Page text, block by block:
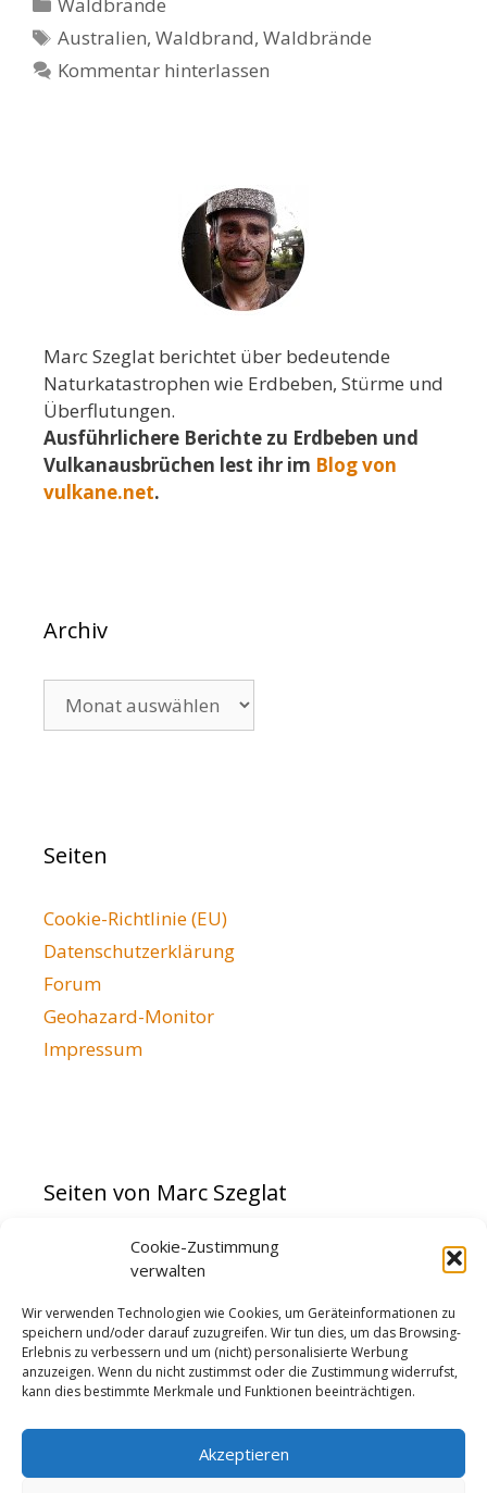
Cookie-Zustimmung
verwalten
Wir verwenden Technologien wie Cookies, um Geräteinformationen zu
speichern und/oder darauf zuzugreifen. Wir tun dies, um das Browsing-
Erlebnis zu verbessern und um (nicht) personalisierte Werbung
anzuzeigen. Wenn du nicht zustimmst oder die Zustimmung widerrufst,
kann dies bestimmte Merkmale und Funktionen beeinträchtigen.
Akzeptieren
Schlagwörter
Australien,Waldbrand,Waldbrände
Kommentar hinterlassen
Marc Szeglat berichtet über bedeutende
Naturkatastrophen wie Erdbeben, Stürme und
Überflutungen.
Ausführlichere Berichte zu Erdbeben und
Vulkanausbrüchen lest ihr im Blog von
vulkane.net.
Archiv
Seiten
Cookie-Richtlinie (EU)
Datenschutzerklärung
Forum
Geohazard-Monitor
Impressum
Seiten von Marc Szeglat
vulkane.net
Streaming Planet HD
Kameramann